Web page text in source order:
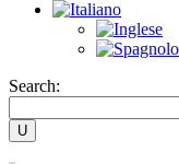
Search: